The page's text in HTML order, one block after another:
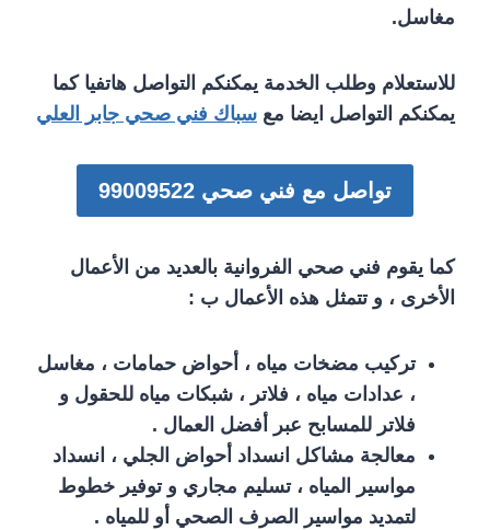
مغاسل.
للاستعلام وطلب الخدمة يمكنكم التواصل هاتفيا كما
يمكنكم التواصل ايضا مع سباك فني صحي جابر العلي
تواصل مع فني صحي 99009522
كما يقوم فني صحي الفروانية بالعديد من الأعمال
الأخرى ، و تتمثل هذه الأعمال ب :
تركيب مضخات مياه ، أحواض حمامات ، مغاسل
، عدادات مياه ، فلاتر ، شبكات مياه للحقول و
فلاتر للمسابح عبر أفضل العمال .
معالجة مشاكل انسداد أحواض الجلي ، انسداد
مواسير المياه ، تسليم مجاري و توفير خطوط
لتمديد مواسير الصرف الصحي أو للمياه .